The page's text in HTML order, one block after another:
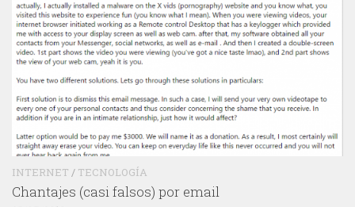
INTERNET / TECNOLOGÍA
Chantajes (casi falsos) por email